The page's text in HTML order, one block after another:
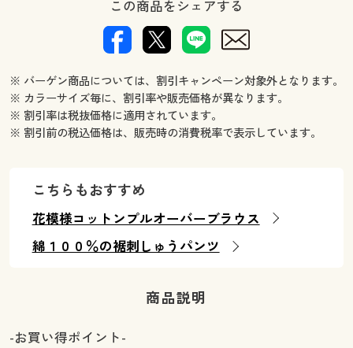
この商品をシェアする
※ バーゲン商品については、割引キャンペーン対象外となります。
※ カラーサイズ毎に、割引率や販売価格が異なります。
※ 割引率は税抜価格に適用されています。
※ 割引前の税込価格は、販売時の消費税率で表示しています。
こちらもおすすめ
花模様コットンプルオーバーブラウス
綿１００％の裾刺しゅうパンツ
商品説明
-お買い得ポイント-